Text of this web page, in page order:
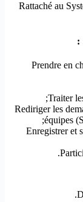
Rattaché au
-Prendre en
-Rediriger les
équipes
-Enregistrer et